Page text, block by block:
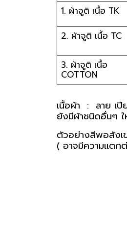
1. ผ้าจูติ เนื้อ TK
2. ผ้าจูติ เนื้อ TC
3. ผ้าจูติ เนื้อ
COTTON
เนื้อผ้า  :  ลาย เ
ยังมีผ้าชนิดอื่นๆ ใ
ตัวอย่างสีพอสังเ
( อาจมีความแตก